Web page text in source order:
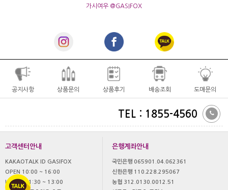
가시여우 @GASIFOX
공지사항 상품문의 상품후기 배송조회 도매문의
TEL : 1855-4560
고객센터안내
KAKAOTALK ID GASIFOX
OPEN 10:00 ~ 16:00
LUNCH 11:30 ~ 13:00
은행계좌안내
국민은행 065901.04.062361
신한은행 110.228.295067
농협 312.0130.0012.51